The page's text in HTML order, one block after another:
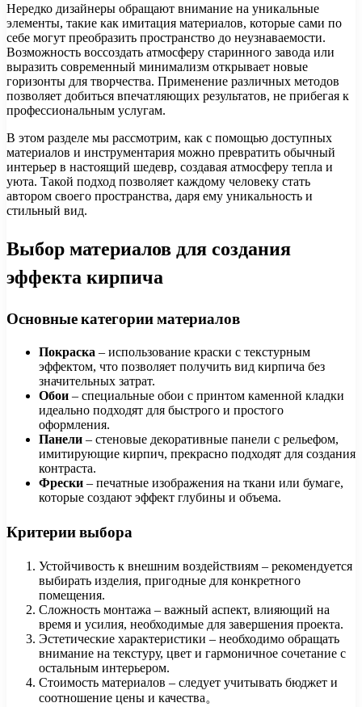
Нередко дизайнеры обращают внимание на уникальные
элементы, такие как имитация материалов, которые сами по
себе могут преобразить пространство до неузнаваемости.
Возможность воссоздать атмосферу старинного завода или
выразить современный минимализм открывает новые
горизонты для творчества. Применение различных методов
позволяет добиться впечатляющих результатов, не прибегая к
профессиональным услугам.
В этом разделе мы рассмотрим, как с помощью доступных
материалов и инструментария можно превратить обычный
интерьер в настоящий шедевр, создавая атмосферу тепла и
уюта. Такой подход позволяет каждому человеку стать
автором своего пространства, даря ему уникальность и
стильный вид.
Выбор материалов для создания
эффекта кирпича
Основные категории материалов
Покраска – использование краски с текстурным
эффектом, что позволяет получить вид кирпича без
значительных затрат.
Обои – специальные обои с принтом каменной кладки
идеально подходят для быстрого и простого
оформления.
Панели – стеновые декоративные панели с рельефом,
имитирующие кирпич, прекрасно подходят для создания
контраста.
Фрески – печатные изображения на ткани или бумаге,
которые создают эффект глубины и объема.
Критерии выбора
Устойчивость к внешним воздействиям – рекомендуется
выбирать изделия, пригодные для конкретного
помещения.
Сложность монтажа – важный аспект, влияющий на
время и усилия, необходимые для завершения проекта.
Эстетические характеристики – необходимо обращать
внимание на текстуру, цвет и гармоничное сочетание с
остальным интерьером.
Стоимость материалов – следует учитывать бюджет и
соотношение цены и качества。